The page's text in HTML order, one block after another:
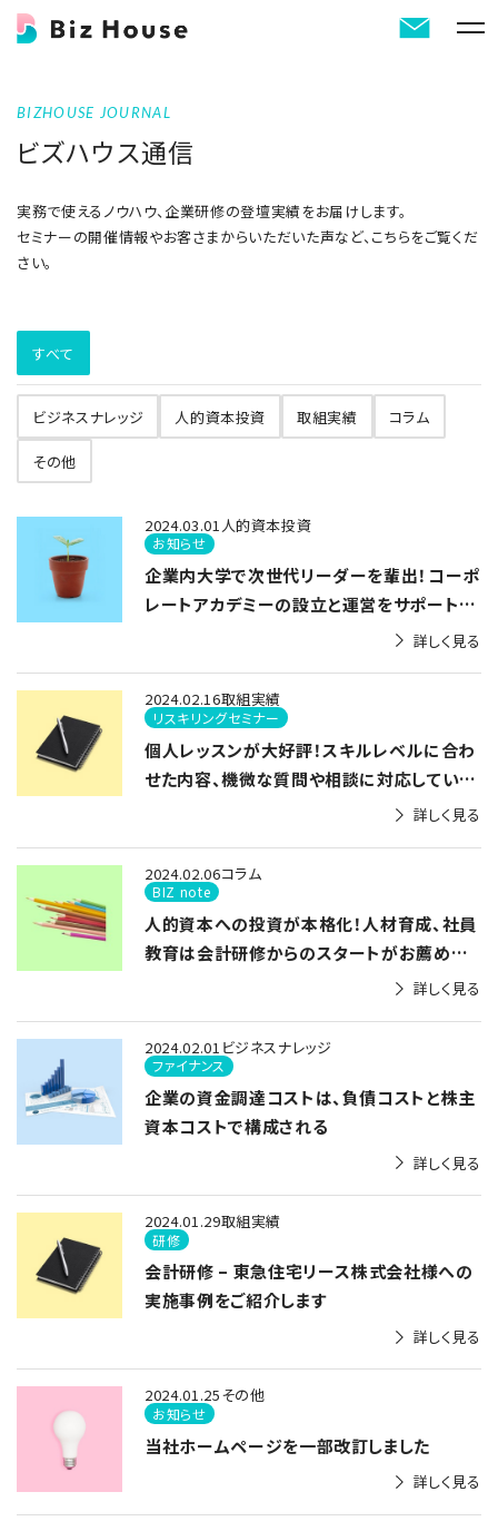
ビズハウス通信
BIZHOUSE JOURNAL
実務で使えるノウハウ、企業研修の登壇実績をお届けします。
セミナーの開催情報やお客さまからいただいた声など、こちらをご覧くだ
さい。
すべて
ビジネスナレッジ 人的資本投資 取組実績 コラム
その他
企業内大学で次世代リーダーを輩出！コーポ
レートアカデミーの設立と運営をサポートし
2024.03.01人的資本投資
お知らせ
詳しく見る
個人レッスンが大好評！スキルレベルに合わ
せた内容、機微な質問や相談に対応していま
2024.02.16取組実績
リスキリングセミナー
詳しく見る
人的資本への投資が本格化！人材育成、社員
教育は会計研修からのスタートがお薦めで
2024.02.06コラム
BIZ note
詳しく見る
企業の資金調達コストは、負債コストと株主
資本コストで構成される
2024.02.01 ビジネスナレッジ
ファイナンス
詳しく見る
会計研修 – 東急住宅リース株式会社様への
実施事例をご紹介します
2024.01.29取組実績
研修
詳しく見る
当社ホームページを一部改訂しました
2024.01.25その他
お知らせ
詳しく見る